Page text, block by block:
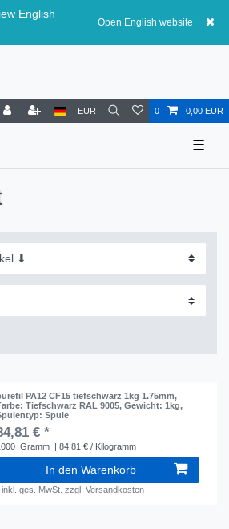
English
Open English website
EUR 0 0,00 EUR
☰
PA12 CF15 tiefschwarz 1kg 1.75mm,
Tiefschwarz RAL 9005, Gewicht: 1kg,
Spule
€ *
Gramm | 84,81 € / Kilogramm
In den Warenkorb
inkl. ges. MwSt. zzgl.Versandkosten